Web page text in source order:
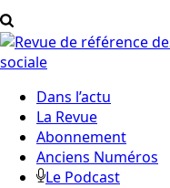
Dans l’actu
La Revue
Abonnement
Anciens Numéros
Le Podcast